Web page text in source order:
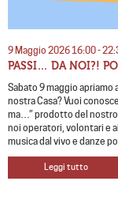
9 Maggio 2026 16:00 -
PASSI… DA NOI?!
Sabato 9 maggio apriamo
nostra Casa? Vuoi
ma…” prodotto del nostro
noi operatori, volontari e
musica dal vivo e danze
Leggi tutto